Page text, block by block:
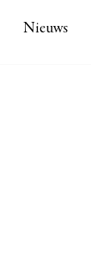
Nieuws